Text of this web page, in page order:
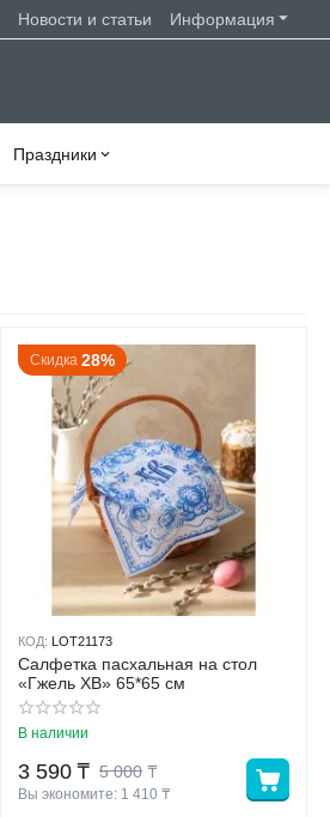
Новости и статьи Информация
Праздники
Скидка 28%
КОД: LOT21173
Салфетка пасхальная на стол
«Гжель ХВ» 65*65 см
В наличии
5 000 ₸
3 590 ₸
Вы экономите: 1 410 ₸